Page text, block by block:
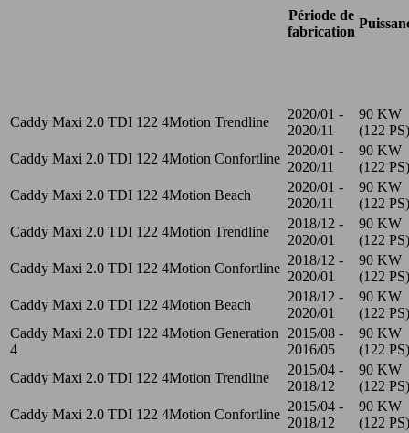
Période de
fabrication
Caddy Maxi 2.0 TDI 122 4Motion Trendline
2020/01 -
2020/11
90 KW
(122 PS)
Caddy Maxi 2.0 TDI 122 4Motion Confortline
2020/01 -
2020/11
90 KW
(122 PS)
Caddy Maxi 2.0 TDI 122 4Motion Beach
2020/01 -
2020/11
90 KW
(122 PS)
Caddy Maxi 2.0 TDI 122 4Motion Trendline
2018/12 -
2020/01
90 KW
(122 PS)
Caddy Maxi 2.0 TDI 122 4Motion Confortline
2018/12 -
2020/01
90 KW
(122 PS)
Caddy Maxi 2.0 TDI 122 4Motion Beach
2018/12 -
2020/01
90 KW
(122 PS)
Caddy Maxi 2.0 TDI 122 4Motion Generation
4
2015/08 -
2016/05
90 KW
(122 PS)
Caddy Maxi 2.0 TDI 122 4Motion Trendline
2015/04 -
2018/12
90 KW
(122 PS)
Caddy Maxi 2.0 TDI 122 4Motion Confortline
2015/04 -
2018/12
90 KW
(122 PS)